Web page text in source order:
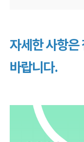
자세한 사항은
바랍니다.